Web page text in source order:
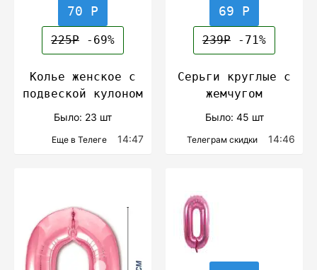
70 Р
225Р -69%
Колье женское с
подвеской кулоном
Было: 23 шт
Еще в Телеге 14:47
69 Р
239Р -71%
Серьги круглые с
жемчугом
Было: 45 шт
Телеграм скидки 14:46